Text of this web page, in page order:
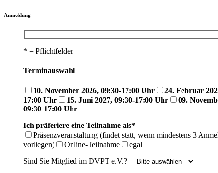
Anmeldung
* = Pflichtfelder
Terminauswahl
10. November 2026, 09:30-17:00 Uhr
24. Februar
17:00 Uhr
15. Juni 2027, 09:30-17:00 Uhr
09.
09:30-17:00 Uhr
Ich präferiere eine Teilnahme als*
Präsenzveranstaltung (findet statt, wenn mindestens 3
vorliegen)
Online-Teilnahme
egal
Sind Sie Mitglied im DVPT e.V.?